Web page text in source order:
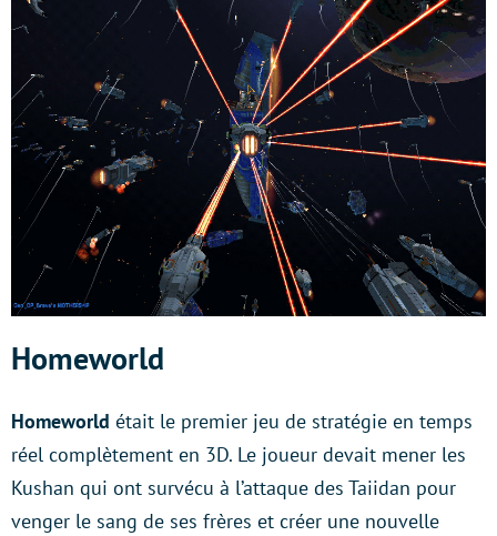
Homeworld
Homeworld était le premier jeu de stratégie en temps
réel complètement en 3D. Le joueur devait mener les
Kushan qui ont survécu à l’attaque des Taiidan pour
venger le sang de ses frères et créer une nouvelle